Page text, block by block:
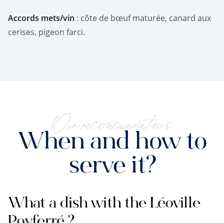
Accords mets/vin : côte de bœuf maturée, canard aux
cerises, pigeon farci.
Our recommendations
When and how to
serve it?
What a dish with the Léoville